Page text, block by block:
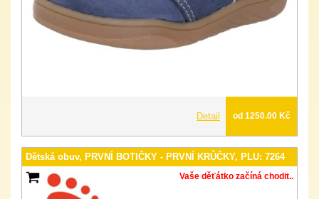
Detail od 1250.00 Kč
Dětská obuv, PRVNÍ BOTIČKY - PRVNÍ KRŮČKY, PLU: 7264
Vaše děťátko začíná chodit..